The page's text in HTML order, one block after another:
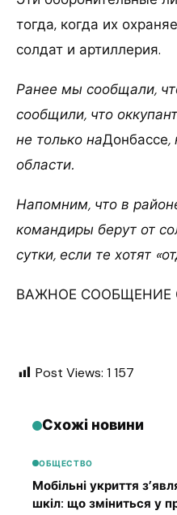
тогда, когда их
солдат и артиллерия.
Ранее мы сообщали,
сообщили, что
не только наДонбассе,
области.
Напомним, что в
командиры берут от
сутки, если те хотят
ВАЖНОЕ СООБЩЕНИЕ
Post Views: 1 157
Схожі новини
ОБЩЕСТВО
Мобільні укриття
шкіл: що зміниться у